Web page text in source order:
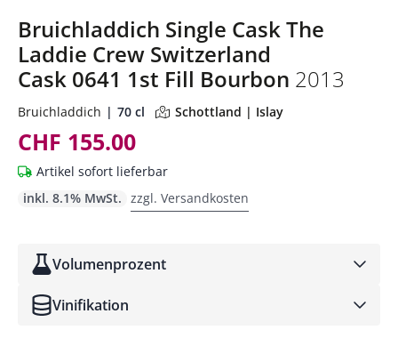
Bruichladdich Single Cask The
Laddie Crew Switzerland
Cask 0641 1st Fill Bourbon 2013
Bruichladdich 70 cl Schottland | Islay
CHF 155.00
Artikel sofort lieferbar
inkl. 8.1% MwSt. zzgl. Versandkosten
Volumenprozent
Vinifikation